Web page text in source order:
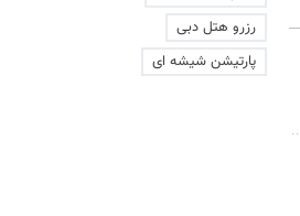
رزرو هتل دبی
پارتیشن شیشه ای